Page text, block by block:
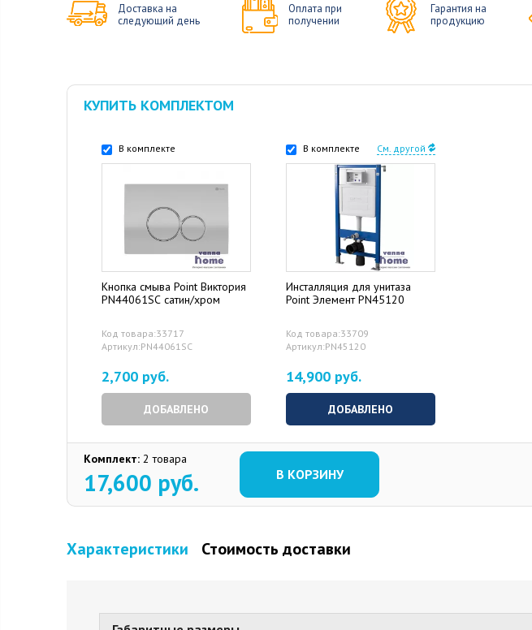
Доставка на
следующий день
Оплата при
получении
Гарантия на
продукцию
КУПИТЬ КОМПЛЕКТОМ
В комплекте
Кнопка смыва Point Виктория
PN44061SC сатин/хром
Код товара:33717
Артикул:PN44061SC
2,700 руб.
ДОБАВЛЕНО
В комплекте См. другой
Инсталляция для унитаза
Point Элемент PN45120
Код товара:33709
Артикул:PN45120
14,900 руб.
ДОБАВЛЕНО
Комплект: 2 товара
17,600 руб. В КОРЗИНУ
Характеристики Стоимость доставки